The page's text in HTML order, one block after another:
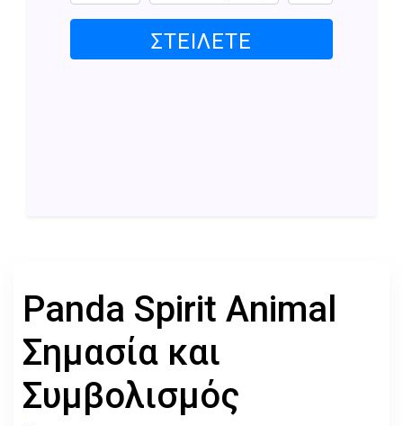
ΣΤΕΊΛΕΤΕ
Panda Spirit Animal
Σημασία και
Συμβολισμός